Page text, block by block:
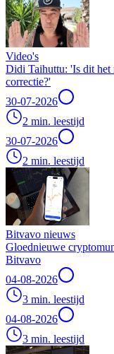
Video's
Didi Taihuttu: 'Is dit het
correctie?'
30-07-2026
2 min. leestijd
30-07-2026
2 min. leestijd
Bitvavo nieuws
Gloednieuwe
Bitvavo
04-08-2026
3 min. leestijd
04-08-2026
3 min. leestijd